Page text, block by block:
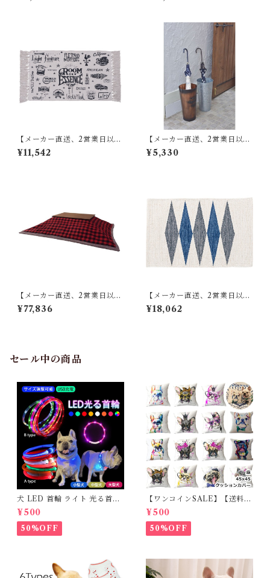
【メーカー直送、2営業日以内
に発送】【6個セット】 東谷
マット W75×D45 RE TTR-13
¥11,542
【メーカー直送、2営業日以内
に発送】東谷 傘立て φ21×H41
ブロンズ/グリーン/アイボリ
¥5,330
【メーカー直送、2営業日以内
に発送】【4個セット】 東谷
薄掛けコタツ布団 長方形 KK-
¥77,836
【メーカー直送、2営業日以内
に発送】【6個セット】 東谷
キッチンマット W50×D80 ブ
¥18,062
セール中の商品
犬 LED 首輪 ライト 光る首輪
USB充電 生活防水 長さ調整可
能 首輪 犬用 ペット カラー ペ
ット用品 軽量 ドッグ用品 フレ
ンチブルドック 大型犬 中型犬
¥500
50%OFF
【ワンコインSALE】【送料無
料】KM503G クッションカバ
ー フレンチブルドッグ クリー
ム フレブル
¥500
50%OFF